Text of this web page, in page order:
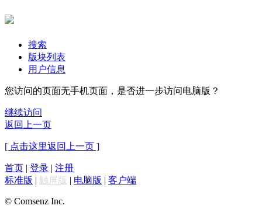
搜索
版块列表
用户信息
您访问的页面无手机页面，是否进一步访问电脑版？
继续访问
返回上一页
[ 点击这里返回上一页 ]
首页 | 登录 | 注册
标准版 | 触屏版 | 电脑版 | 客户端
© Comsenz Inc.